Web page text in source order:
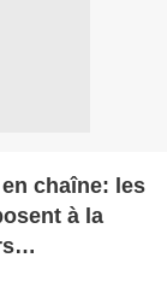
chaîne: les
à la